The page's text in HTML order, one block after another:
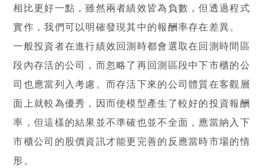
相比更好一點，雖然兩者績效皆為負數，但透過程式
實作，我們可以明確發現其中的報酬率存在差異。
一般投資者在進行績效回測時都會選取在回測時間區
段內存活的公司，而忽略了再回測區段中下市櫃的公
司也應當列入考慮。而存活下來的公司體質在客觀層
面上就較為優秀，因而使模型產生了較好的投資報酬
率，但這樣的結果並不準確也並不全面，應當納入下
市櫃公司的股價資訊才能更完善的反應當時市場的情
形。